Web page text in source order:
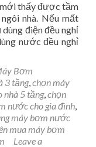
mới thấy được tầm
nhà. Nếu mất
điện đều nghỉ
nước đều nghỉ
Bơm
3 tầng,chọn máy
nhà 5 tầng,chọn
nước cho gia đình,
máy bơm nước
mua máy bơm
Leave a